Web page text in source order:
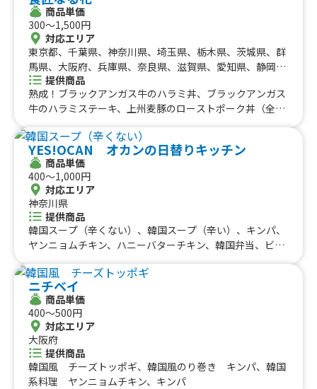
ndチーズボール、チルソーダandチヂミ、チルソーダand
ヤンニョムチキン、チルソーダ、揚げオムク、クラフトビ
ール、バリカワ(3本)、大粒タコ焼き、角ハイボール、レモ
ンサワー、生ビール、ハリケーンポテト、群馬県産やまと
ぶた豚汁、上州名物豚もつ煮、上州名物豚もつ煮ご飯、キ
ャラメルポップコーン、特製ソーセージ 1本、煙突チュ
ロスのホットチョコ、ロングチュロス、煙突チュロスのホ
ットチョコレート、タコチヂミ、油淋鶏、ヤンニョムチキ
ン弁当、ヤンニョムチキン チーズ、チキン南蛮、特製ソ
ーセージ、フライドポテト チーズ、フライドポテト ト
マトサルサ、フライドポテト 明太マヨ、チキンオーバー
ライス、欧風ビーフカレー、生ビール、角ハイボール、レ
モンサワー、ノンアルコールビール
ムチーズのハムサンド、ロングチュロス、海老とブロッコ
リーのサンドイッチ、豊田市「ゆたか牛」サーロイン串、
大学いも、牛ハラミステーキ丼、フルーツサイダー マン
ゴー、塩ゆで枝豆、チーズフライ、おでん、どて煮、豊田
市「ゆたか牛」ステーキ丼、から揚げ丼、チキン南蛮風弁
当、タレから揚げ弁当、ヤンニョムチキン弁当、から揚げ
弁当、ハンバーグご飯セット、から揚げご飯セット、一口
ザ、缶ビール(アサヒスーパードライ)、カシスオレンジ、
レモンサワー、ハイボール、めちゃめちゃマンゴー氷、め
ちゃめちゃいちご氷、かき氷(小)、アイスクリーム、ロー
ストビーフサンド、ハンバーグサンド、アイスティー、ア
イスミルクティー、アイスカフェモカ、アイスコーヒー、
揚げパン、ポテトフライ、フルーツサイダー いちご、白
桃シャーベット、厚焼きサンド玉子、サーロインステーキ
オーバーライス、ハラミステーキオーバーライス、チーズ
味噌カツサンド、とよたプリン、紫芋オレ、イチゴミル
ク、コーヒー、油淋鶏、マヌルカンジャンチキン、ヤンニ
ョムチキン、唐揚げ、熱々アップルカスタードパイ、カレ
ーパン
商品単価
300〜1,500円
対応エリア
東京都、千葉県、神奈川県、埼玉県、栃木県、茨城県、群
馬県、大阪府、兵庫県、奈良県、滋賀県、愛知県、静岡
県、宮城県、福島県、石川県、山梨県、長野県、北海道、
青森県、岩手県、秋田県、山形県、福岡県、熊本県、大分
県、宮崎県、鹿児島県
提供商品
熟成！ブラックアンガス牛のハラミ丼、ブラックアンガス
牛のハラミステーキ、上州麦豚のローストポーク丼（全国
ックアンガス牛のハラミ串焼き、牛すじ焼き、チーズタッ
カルビ、旨辛トッポキ、ヤンニョムチキン、超ロングポテ
ト、生ビール、マンゴービール、マンゴーハイボール、マ
ンゴージュース、ピーチハイボール、スイカジュース、も
もジュース、梨ジュース、レモネード、ソフトドリンク
YES!OCAN オカンの日替りキッチン
商品単価
400〜1,000円
対応エリア
神奈川県
提供商品
韓国スープ（辛くない）、韓国スープ（辛い）、キンパ、
ヤンニョムチキン、ハニーバターチキン、韓国弁当、ビビ
ニチベイ
商品単価
400〜500円
対応エリア
大阪府
提供商品
韓国風 チーズトッポギ、韓国風のり巻き キンパ、韓国
系料理 ヤンニョムチキン、キンパ